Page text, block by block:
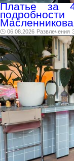
Платье за
Масленникова
🕑 06.08.2026 Развлечения